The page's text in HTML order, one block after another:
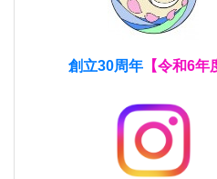
創立30周年【令和6年